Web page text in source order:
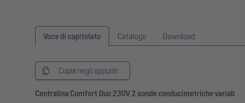
Voce di capitolato Catalogo Download
Copia negli appunti
Centralina Comfort Duo 230V 2 sonde conducimetriche variab